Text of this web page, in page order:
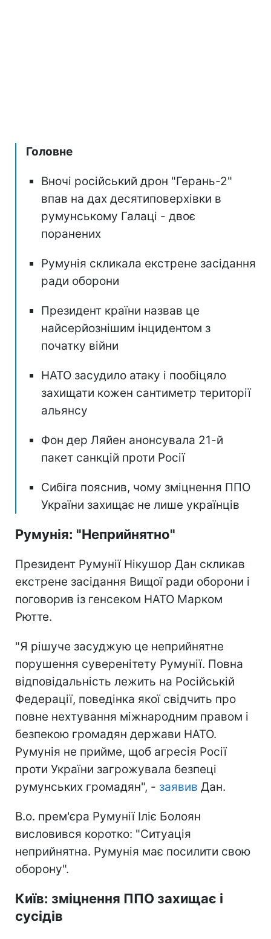
Головне
Вночі російський дрон "Герань-2"
впав на дах десятиповерхівки в
румунському Галаці - двоє
поранених
Румунія скликала екстрене засідання
ради оборони
Президент країни назвав це
найсерйознішим інцидентом з
початку війни
НАТО засудило атаку і пообіцяло
захищати кожен сантиметр території
альянсу
Фон дер Ляйен анонсувала 21-й
пакет санкцій проти Росії
Сибіга пояснив, чому зміцнення ППО
України захищає не лише українців
Румунія: "Неприйнятно"
Президент Румунії Нікушор Дан скликав
екстрене засідання Вищої ради оборони і
поговорив із генсеком НАТО Марком
Рютте.
"Я рішуче засуджую це неприйнятне
порушення суверенітету Румунії. Повна
відповідальність лежить на Російській
Федерації, поведінка якої свідчить про
повне нехтування міжнародним правом і
безпекою громадян держави НАТО.
Румунія не прийме, щоб агресія Росії
проти України загрожувала безпеці
румунських громадян", - заявив Дан.
В.о. прем'єра Румунії Іліє Болоян
висловився коротко: "Ситуація
неприйнятна. Румунія має посилити свою
оборону".
Київ: зміцнення ППО захищає і
сусідів